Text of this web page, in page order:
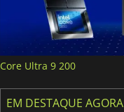
Core Ultra 9 200
EM DESTAQUE AGORA